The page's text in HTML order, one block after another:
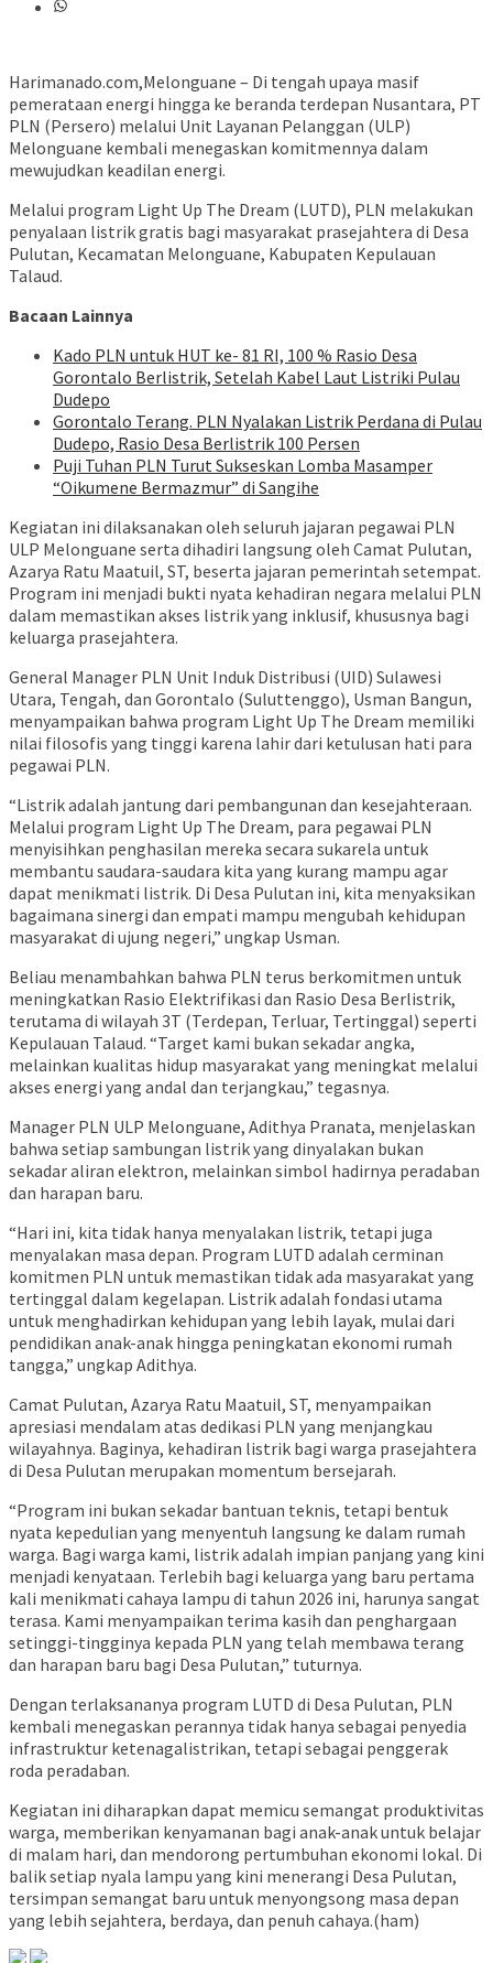
Harimanado.com,Melonguane – Di tengah upaya masif
pemerataan energi hingga ke beranda terdepan Nusantara, PT
PLN (Persero) melalui Unit Layanan Pelanggan (ULP)
Melonguane kembali menegaskan komitmennya dalam
mewujudkan keadilan energi.
Melalui program Light Up The Dream (LUTD), PLN melakukan
penyalaan listrik gratis bagi masyarakat prasejahtera di Desa
Pulutan, Kecamatan Melonguane, Kabupaten Kepulauan
Talaud.
Bacaan Lainnya
Kado PLN untuk HUT ke- 81 RI, 100 % Rasio Desa
Gorontalo Berlistrik, Setelah Kabel Laut Listriki Pulau
Dudepo
Gorontalo Terang. PLN Nyalakan Listrik Perdana di Pulau
Dudepo, Rasio Desa Berlistrik 100 Persen
Puji Tuhan PLN Turut Sukseskan Lomba Masamper
“Oikumene Bermazmur” di Sangihe
Kegiatan ini dilaksanakan oleh seluruh jajaran pegawai PLN
ULP Melonguane serta dihadiri langsung oleh Camat Pulutan,
Azarya Ratu Maatuil, ST, beserta jajaran pemerintah setempat.
Program ini menjadi bukti nyata kehadiran negara melalui PLN
dalam memastikan akses listrik yang inklusif, khususnya bagi
keluarga prasejahtera.
General Manager PLN Unit Induk Distribusi (UID) Sulawesi
Utara, Tengah, dan Gorontalo (Suluttenggo), Usman Bangun,
menyampaikan bahwa program Light Up The Dream memiliki
nilai filosofis yang tinggi karena lahir dari ketulusan hati para
pegawai PLN.
“Listrik adalah jantung dari pembangunan dan kesejahteraan.
Melalui program Light Up The Dream, para pegawai PLN
menyisihkan penghasilan mereka secara sukarela untuk
membantu saudara-saudara kita yang kurang mampu agar
dapat menikmati listrik. Di Desa Pulutan ini, kita menyaksikan
bagaimana sinergi dan empati mampu mengubah kehidupan
masyarakat di ujung negeri,” ungkap Usman.
Beliau menambahkan bahwa PLN terus berkomitmen untuk
meningkatkan Rasio Elektrifikasi dan Rasio Desa Berlistrik,
terutama di wilayah 3T (Terdepan, Terluar, Tertinggal) seperti
Kepulauan Talaud. “Target kami bukan sekadar angka,
melainkan kualitas hidup masyarakat yang meningkat melalui
akses energi yang andal dan terjangkau,” tegasnya.
Manager PLN ULP Melonguane, Adithya Pranata, menjelaskan
bahwa setiap sambungan listrik yang dinyalakan bukan
sekadar aliran elektron, melainkan simbol hadirnya peradaban
dan harapan baru.
“Hari ini, kita tidak hanya menyalakan listrik, tetapi juga
menyalakan masa depan. Program LUTD adalah cerminan
komitmen PLN untuk memastikan tidak ada masyarakat yang
tertinggal dalam kegelapan. Listrik adalah fondasi utama
untuk menghadirkan kehidupan yang lebih layak, mulai dari
pendidikan anak-anak hingga peningkatan ekonomi rumah
tangga,” ungkap Adithya.
Camat Pulutan, Azarya Ratu Maatuil, ST, menyampaikan
apresiasi mendalam atas dedikasi PLN yang menjangkau
wilayahnya. Baginya, kehadiran listrik bagi warga prasejahtera
di Desa Pulutan merupakan momentum bersejarah.
“Program ini bukan sekadar bantuan teknis, tetapi bentuk
nyata kepedulian yang menyentuh langsung ke dalam rumah
warga. Bagi warga kami, listrik adalah impian panjang yang kini
menjadi kenyataan. Terlebih bagi keluarga yang baru pertama
kali menikmati cahaya lampu di tahun 2026 ini, harunya sangat
terasa. Kami menyampaikan terima kasih dan penghargaan
setinggi-tingginya kepada PLN yang telah membawa terang
dan harapan baru bagi Desa Pulutan,” tuturnya.
Dengan terlaksananya program LUTD di Desa Pulutan, PLN
kembali menegaskan perannya tidak hanya sebagai penyedia
infrastruktur ketenagalistrikan, tetapi sebagai penggerak
roda peradaban.
Kegiatan ini diharapkan dapat memicu semangat produktivitas
warga, memberikan kenyamanan bagi anak-anak untuk belajar
di malam hari, dan mendorong pertumbuhan ekonomi lokal. Di
balik setiap nyala lampu yang kini menerangi Desa Pulutan,
tersimpan semangat baru untuk menyongsong masa depan
yang lebih sejahtera, berdaya, dan penuh cahaya.(ham)